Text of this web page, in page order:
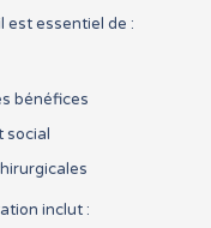
est essentiel de :
bénéfices
social
inclut :